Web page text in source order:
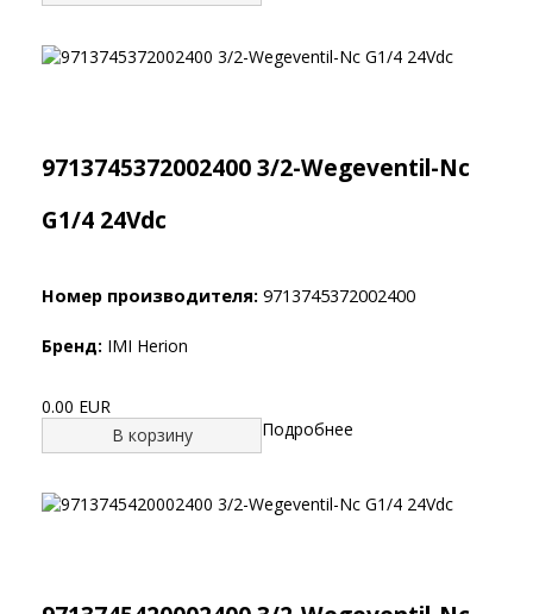
9713745372002400 3/2-Wegeventil-Nc
G1/4 24Vdc
Номер производителя:9713745372002400
Бренд: IMI Herion
0.00 EUR
В корзину
Подробнее